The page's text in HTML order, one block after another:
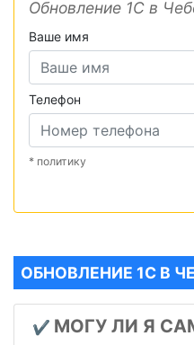
Обновление 1С в
Ваше имя
Телефон
* политику
ОБНОВЛЕНИЕ 1С В
✔️ МОГУ ЛИ Я